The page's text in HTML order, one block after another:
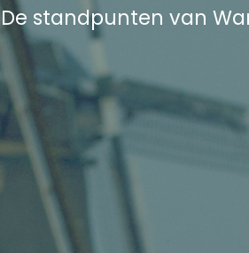
De standpunten van